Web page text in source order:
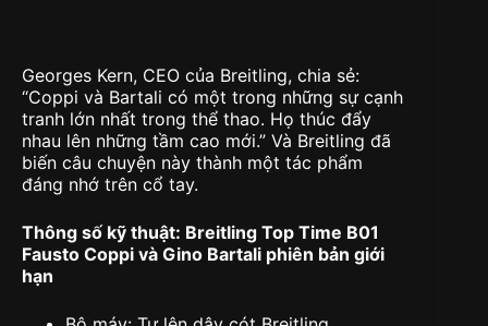
Georges Kern, CEO của Breitling, chia sẻ:
“Coppi và Bartali có một trong những sự cạnh
tranh lớn nhất trong thể thao. Họ thúc đẩy
nhau lên những tầm cao mới.” Và Breitling đã
biến câu chuyện này thành một tác phẩm
đáng nhớ trên cổ tay.
Thông số kỹ thuật: Breitling Top Time B01
Fausto Coppi và Gino Bartali phiên bản giới
hạn